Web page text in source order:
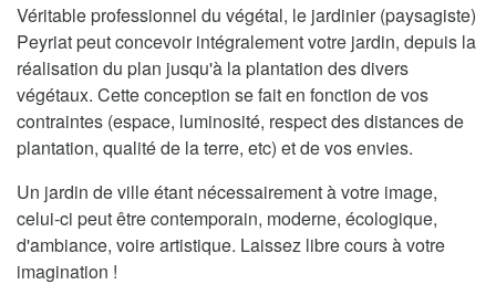
Véritable professionnel du végétal, le jardinier (paysagiste)
Peyriat peut concevoir intégralement votre jardin, depuis la
réalisation du plan jusqu'à la plantation des divers
végétaux. Cette conception se fait en fonction de vos
contraintes (espace, luminosité, respect des distances de
plantation, qualité de la terre, etc) et de vos envies.
Un jardin de ville étant nécessairement à votre image,
celui-ci peut être contemporain, moderne, écologique,
d'ambiance, voire artistique. Laissez libre cours à votre
imagination !